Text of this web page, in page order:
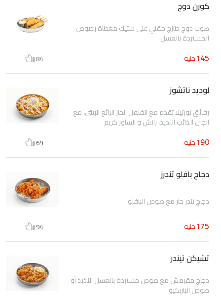
كورن دوج
هوت دوج طازج مقلي على ستيك مغطاة بصوص
المستردة بالعسل
145جنيه 84
لوديد ناتشوز
رقائق تورتيلا تقدم مع الفلفل الحار الرائع البيتى، مع
الجبن الذائب اللذيذ، رانش و الساور كريم
190جنيه 69
دجاج بافلو تندرز
دجاج تندر حار مع صوص البافلو
175جنيه 94
تشيكن تيندر
دجاج مقرمش مع صوص مستردة بالعسل اللذيذ أو
صوص الباربكيو